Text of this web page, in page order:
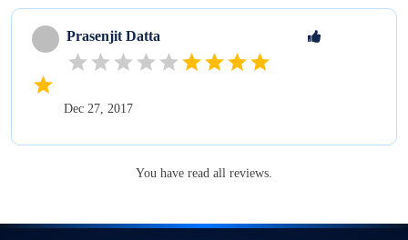
Prasenjit Datta
Dec 27, 2017
You have read all reviews.